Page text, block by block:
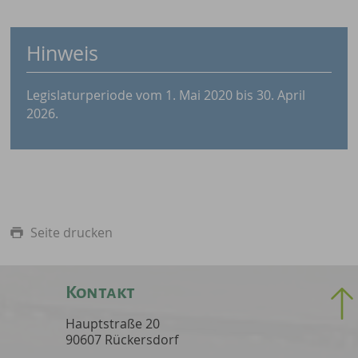
Hinweis
Legislaturperiode vom 1. Mai 2020 bis 30. April
2026.
Seite drucken
Kontakt
Hauptstraße 20
90607 Rückersdorf